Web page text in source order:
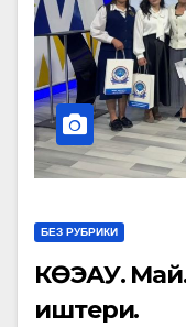
БЕЗ РУБРИКИ
КӨЭАУ. Май.
иштери.